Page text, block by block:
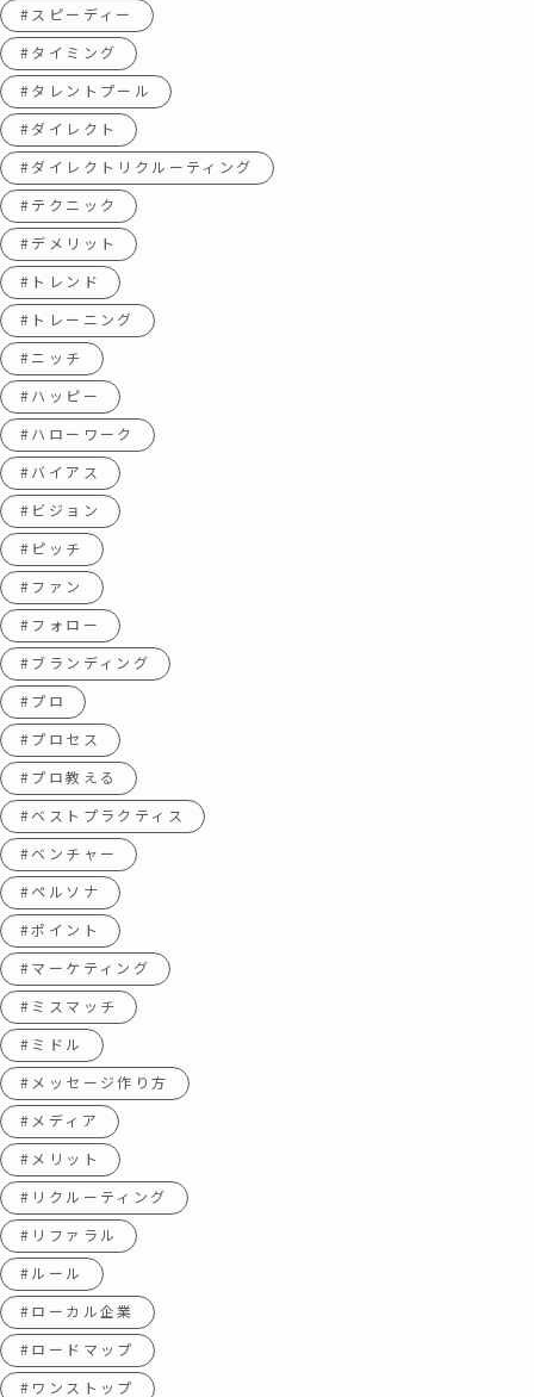
#スピーディー
#タイミング
#タレントプール
#ダイレクト
#ダイレクトリクルーティング
#テクニック
#デメリット
#トレンド
#トレーニング
#ニッチ
#ハッピー
#ハローワーク
#バイアス
#ビジョン
#ピッチ
#ファン
#フォロー
#ブランディング
#プロ
#プロセス
#プロ教える
#ベストプラクティス
#ベンチャー
#ペルソナ
#ポイント
#マーケティング
#ミスマッチ
#ミドル
#メッセージ作り方
#メディア
#メリット
#リクルーティング
#リファラル
#ルール
#ローカル企業
#ロードマップ
#ワンストップ